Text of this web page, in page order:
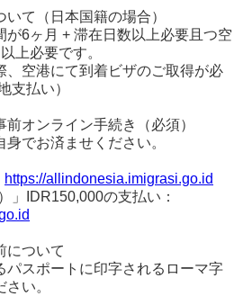
て（日本国籍の場合）
6ヶ月 + 滞在日数以上必要且つ空
上必要です。
空港にて到着ビザのご取得が必
支払い）
オンライン手続き（必須）
でお済ませください。
https://allindonesia.imigrasi.go.id
」IDR150,000の支払い：
について
パスポートに印字されるローマ字
い。